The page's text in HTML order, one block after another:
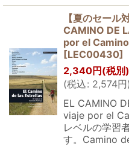
【夏のセール
CAMINO DE
por el
[LEC00430]
2,340円 (税別)
(税込: 2,574円)
EL CAMINO
viaje por el
レベルの学習
す。Camino